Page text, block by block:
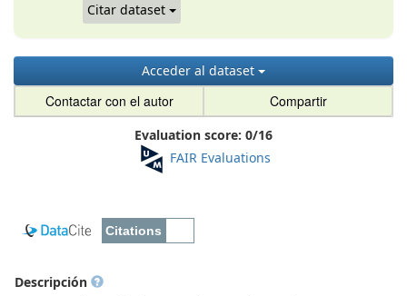
Citar dataset
Acceder al dataset
Contactar con el autor Compartir
Evaluation score: 0/16
FAIR Evaluations
Descripción